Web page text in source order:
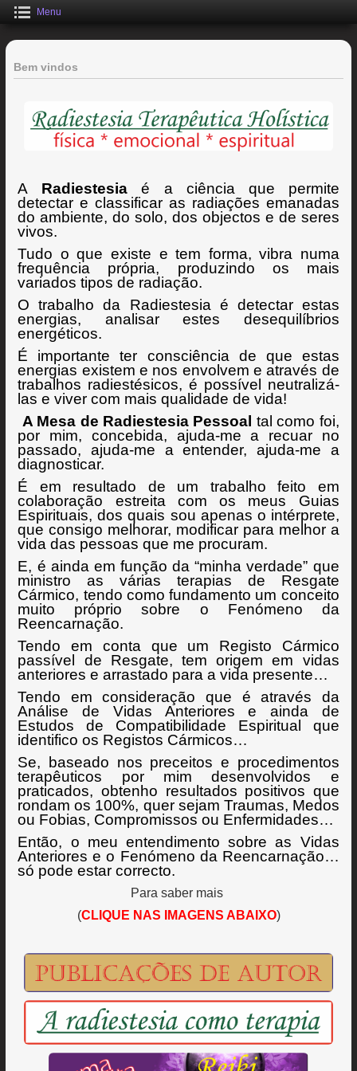
Menu
Bem vindos
A Radiestesia é a ciência que permite
detectar e classificar as radiações emanadas
do ambiente, do solo, dos objectos e de seres
vivos.
Tudo o que existe e tem forma, vibra numa
frequência própria, produzindo os mais
variados tipos de radiação.
O trabalho da Radiestesia é detectar estas
energias, analisar estes desequilíbrios
energéticos.
É importante ter consciência de que estas
energias existem e nos envolvem e através de
trabalhos radiestésicos, é possível neutralizá-
las e viver com mais qualidade de vida!
A Mesa de Radiestesia Pessoal tal como foi,
por mim, concebida, ajuda-me a recuar no
passado, ajuda-me a entender, ajuda-me a
diagnosticar.
É em resultado de um trabalho feito em
colaboração estreita com os meus Guias
Espirituais, dos quais sou apenas o intérprete,
que consigo melhorar, modificar para melhor a
vida das pessoas que me procuram.
E, é ainda em função da “minha verdade” que
ministro as várias terapias de Resgate
Cármico, tendo como fundamento um conceito
muito próprio sobre o Fenómeno da
Reencarnação.
Tendo em conta que um Registo Cármico
passível de Resgate, tem origem em vidas
anteriores e arrastado para a vida presente…
Tendo em consideração que é através da
Análise de Vidas Anteriores e ainda de
Estudos de Compatibilidade Espiritual que
identifico os Registos Cármicos…
Se, baseado nos preceitos e procedimentos
terapêuticos por mim desenvolvidos e
praticados, obtenho resultados positivos que
rondam os 100%, quer sejam Traumas, Medos
ou Fobias, Compromissos ou Enfermidades…
Então, o meu entendimento sobre as Vidas
Anteriores e o Fenómeno da Reencarnação…
só pode estar correcto.
Para saber mais
(CLIQUE NAS IMAGENS ABAIXO)